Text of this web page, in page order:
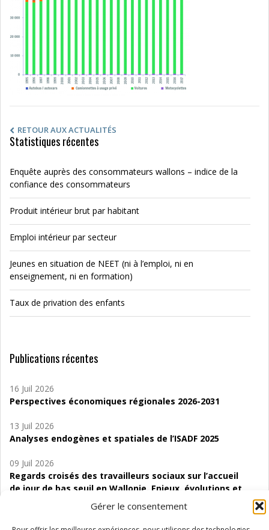
Gérer le consentement
RETOUR AUX ACTUALITÉS
Statistiques récentes
Enquête auprès des consommateurs wallons – indice de la
confiance des consommateurs
Produit intérieur brut par habitant
Emploi intérieur par secteur
Jeunes en situation de NEET (ni à l’emploi, ni en
enseignement, ni en formation)
Taux de privation des enfants
Publications récentes
16 Juil 2026
Perspectives économiques régionales 2026-2031
13 Juil 2026
Analyses endogènes et spatiales de l’ISADF 2025
09 Juil 2026
Regards croisés des travailleurs sociaux sur l’accueil
de jour de bas seuil en Wallonie. Enjeux, évolutions et
06 Juil 2026